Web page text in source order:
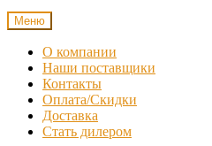
Меню
О компании
Наши поставщики
Контакты
Оплата/Скидки
Доставка
Стать дилером